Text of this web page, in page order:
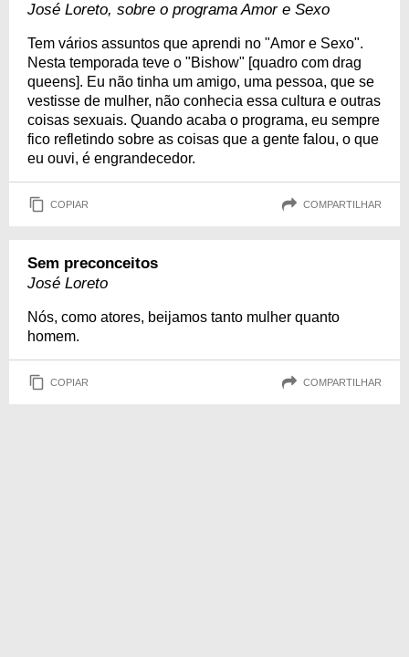
José Loreto, sobre o programa Amor e Sexo
Tem vários assuntos que aprendi no "Amor e Sexo".
Nesta temporada teve o "Bishow" [quadro com drag
queens]. Eu não tinha um amigo, uma pessoa, que se
vestisse de mulher, não conhecia essa cultura e outras
coisas sexuais. Quando acaba o programa, eu sempre
fico refletindo sobre as coisas que a gente falou, o que
eu ouvi, é engrandecedor.
COPIAR COMPARTILHAR
Sem preconceitos
José Loreto
Nós, como atores, beijamos tanto mulher quanto
homem.
COPIAR COMPARTILHAR